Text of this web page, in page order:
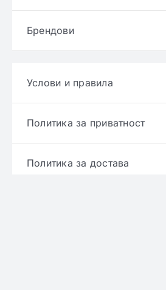
Брендови
Услови и правила
Политика за приватност
Политика за достава